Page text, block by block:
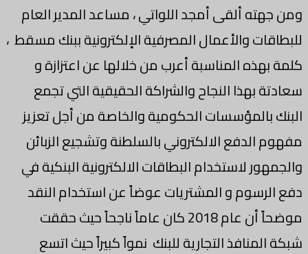
ومن جهته ألقى أمجد اللواتي ، مساعد المدير العام
للبطاقات والأعمال المصرفية الإلكترونية ببنك مسقط ،
كلمة بهذه المناسبة أعرب من خلالها عن اعتزازة و
سعادتة بهذا النجاح والشراكة الحقيقية التي تجمع
البنك بالمؤسسات الحكومية والخاصة من أجل تعزيز
مفهوم الدفع الالكتروني بالسلطنة وتشجيع الزبائن
والجمهور لاستخدام البطاقات الالكترونية البنكية في
دفع الرسوم و المشتريات عوضاً عن استخدام النقد
موضحاً أن عام 2018 كان عاماً ناجحاً حيث حققت
شبكة المنافذ التجارية للبنك نمواً كبيراً حيث اتسع